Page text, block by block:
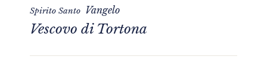
Spirito Santo Vangelo
Vescovo di Tortona